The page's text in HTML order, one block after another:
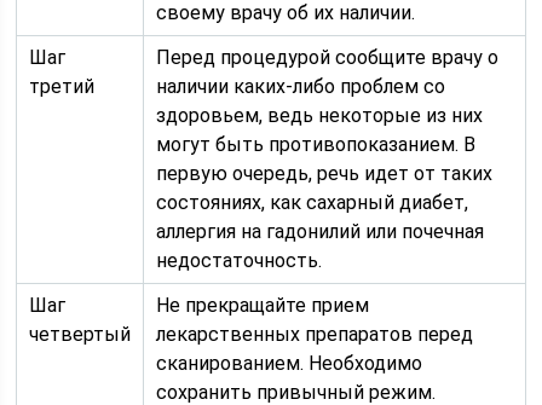
своему врачу об их наличии.
Шаг
третий
Перед процедурой сообщите врачу о
наличии каких-либо проблем со
здоровьем, ведь некоторые из них
могут быть противопоказанием. В
первую очередь, речь идет от таких
состояниях, как сахарный диабет,
аллергия на гадонилий или почечная
недостаточность.
Шаг
четвертый
Не прекращайте прием
лекарственных препаратов перед
сканированием. Необходимо
сохранить привычный режим.